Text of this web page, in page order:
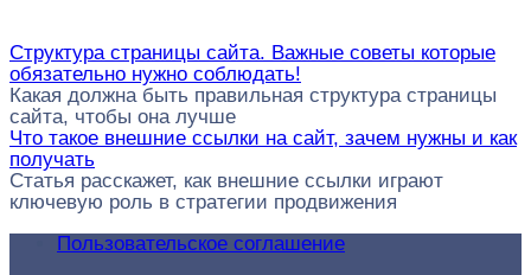
Структура страницы сайта. Важные советы которые
обязательно нужно соблюдать!
Какая должна быть правильная структура страницы
сайта, чтобы она лучше
Что такое внешние ссылки на сайт, зачем нужны и как
получать
Статья расскажет, как внешние ссылки играют
ключевую роль в стратегии продвижения
Пользовательское соглашение